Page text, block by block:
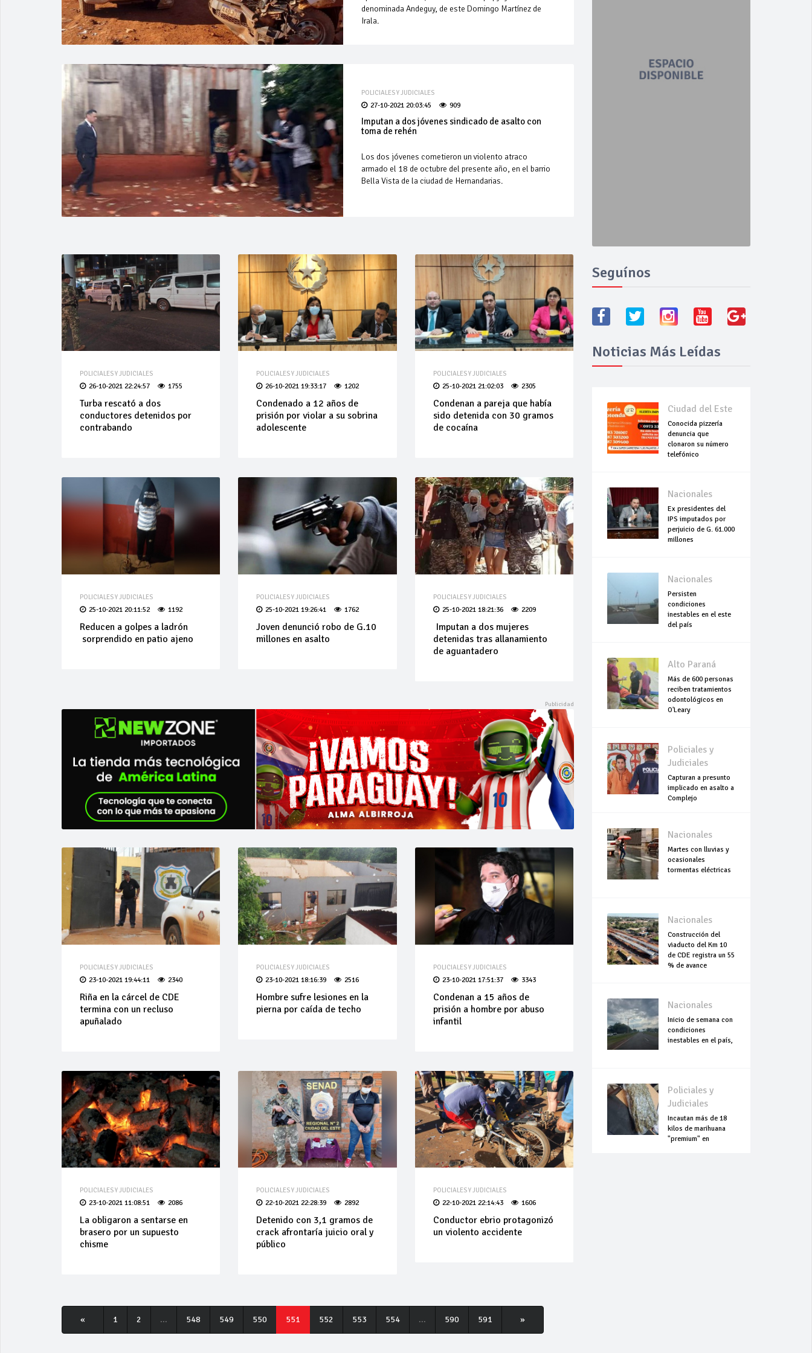
denominada Andeguy, de este Domingo Martínez de
Irala.
POLICIALES Y JUDICIALES
27-10-2021 20:03:45 909
Imputan a dos jóvenes sindicado de asalto con
toma de rehén
Los dos jóvenes cometieron un violento atraco
armado el 18 de octubre del presente año, en el barrio
Bella Vista de la ciudad de Hernandarias.
POLICIALES Y JUDICIALES
26-10-2021 22:24:57 1755
Turba rescató a dos
conductores detenidos por
contrabando
POLICIALES Y JUDICIALES
26-10-2021 19:33:17 1202
Condenado a 12 años de
prisión por violar a su sobrina
adolescente
POLICIALES Y JUDICIALES
25-10-2021 21:02:03 2305
Condenan a pareja que había
sido detenida con 30 gramos
de cocaína
POLICIALES Y JUDICIALES
25-10-2021 20:11:52 1192
Reducen a golpes a ladrón
sorprendido en patio ajeno
POLICIALES Y JUDICIALES
25-10-2021 19:26:41 1762
Joven denunció robo de G.10
millones en asalto
POLICIALES Y JUDICIALES
25-10-2021 18:21:36 2209
Imputan a dos mujeres
detenidas tras allanamiento
de aguantadero
POLICIALES Y JUDICIALES
23-10-2021 19:44:11 2340
Riña en la cárcel de CDE
termina con un recluso
apuñalado
POLICIALES Y JUDICIALES
23-10-2021 18:16:39 2516
Hombre sufre lesiones en la
pierna por caída de techo
POLICIALES Y JUDICIALES
23-10-2021 17:51:37 3343
Condenan a 15 años de
prisión a hombre por abuso
infantil
POLICIALES Y JUDICIALES
23-10-2021 11:08:51 2086
La obligaron a sentarse en
brasero por un supuesto
chisme
POLICIALES Y JUDICIALES
22-10-2021 22:28:39 2892
Detenido con 3,1 gramos de
crack afrontaría juicio oral y
público
POLICIALES Y JUDICIALES
22-10-2021 22:14:43 1606
Conductor ebrio protagonizó
un violento accidente
« 1 2 ... 548 549 550 551 552 553 554 ... 590 591 »
Seguínos
Noticias Más Leídas
Ciudad del Este
Conocida pizzería
denuncia que
clonaron su número
telefónico
Nacionales
Ex presidentes del
IPS imputados por
perjuicio de G. 61.000
millones
Nacionales
Persisten
condiciones
inestables en el este
del país
Alto Paraná
Más de 600 personas
reciben tratamientos
odontológicos en
O'Leary
Policiales y
Judiciales
Capturan a presunto
implicado en asalto a
Complejo
Nacionales
Martes con lluvias y
ocasionales
tormentas eléctricas
Nacionales
Construcción del
viaducto del Km 10
de CDE registra un 55
% de avance
Nacionales
Inicio de semana con
condiciones
inestables en el país,
Policiales y
Judiciales
Incautan más de 18
kilos de marihuana
"premium" en